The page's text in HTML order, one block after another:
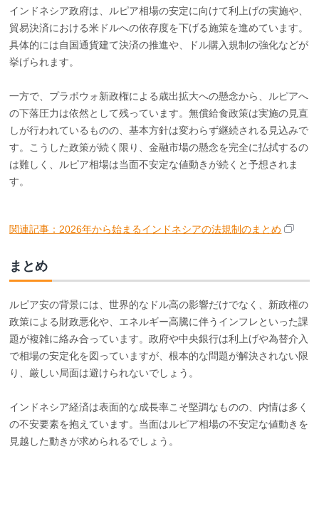
インドネシア政府は、ルピア相場の安定に向けて利上げの実施や、
貿易決済における米ドルへの依存度を下げる施策を進めています。
具体的には自国通貨建て決済の推進や、ドル購入規制の強化などが
挙げられます。
一方で、プラボウォ新政権による歳出拡大への懸念から、ルピアへ
の下落圧力は依然として残っています。無償給食政策は実施の見直
しが行われているものの、基本方針は変わらず継続される見込みで
す。こうした政策が続く限り、金融市場の懸念を完全に払拭するの
は難しく、ルピア相場は当面不安定な値動きが続くと予想されま
す。
関連記事：2026年から始まるインドネシアの法規制のまとめ
まとめ
ルピア安の背景には、世界的なドル高の影響だけでなく、新政権の
政策による財政悪化や、エネルギー高騰に伴うインフレといった課
題が複雑に絡み合っています。政府や中央銀行は利上げや為替介入
で相場の安定化を図っていますが、根本的な問題が解決されない限
り、厳しい局面は避けられないでしょう。
インドネシア経済は表面的な成長率こそ堅調なものの、内情は多く
の不安要素を抱えています。当面はルピア相場の不安定な値動きを
見越した動きが求められるでしょう。